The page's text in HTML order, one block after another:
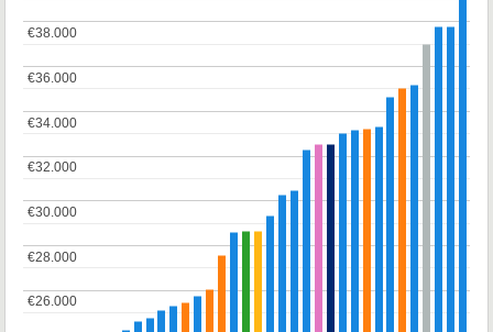
€26.000
€26.000
€28.000
€28.000
€30.000
€30.000
€32.000
€32.000
€34.000
€34.000
€36.000
€36.000
€38.000
€38.000